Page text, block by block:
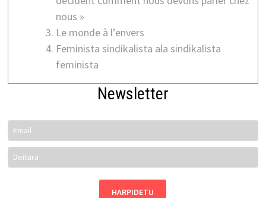
nous »
Le monde à l’envers
Feminista sindikalista ala sindikalista
feminista
Newsletter